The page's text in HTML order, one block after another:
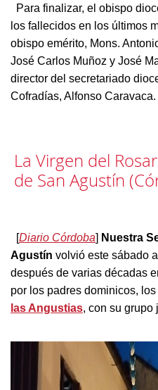
Para finalizar, el obispo
los fallecidos en los últimos
obispo emérito, Mons.
José Carlos Muñoz y José
director del secretariado
Cofradías, Alfonso Caravaca.
La Virgen del
de San Agustín
[Diario Córdoba] Nuestra
Agustín volvió este sábado
después de varias décadas
por los padres dominicos, los
las Angustias, con su grupo